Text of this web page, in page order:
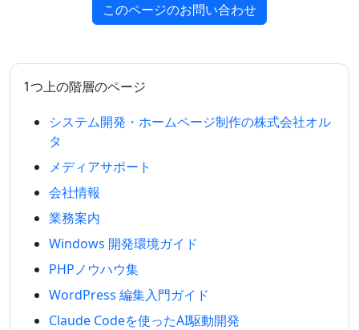
このページのお問い合わせ
1つ上の階層のページ
システム開発・ホームページ制作の株式会社オル
タ
メディアサポート
会社情報
業務案内
Windows 開発環境ガイド
PHPノウハウ集
WordPress 編集入門ガイド
Claude Codeを使ったAI駆動開発